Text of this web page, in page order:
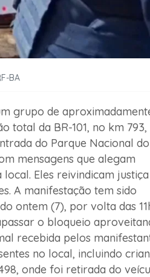
BA
grupo de
total da BR-101, no km 793,
do Parque Nacional do
mensagens que alegam
Eles reivindicam
A manifestação tem sido
ontem (7), por volta das
o bloqueio
recebida pelos
no local, incluindo
onde foi retirada do